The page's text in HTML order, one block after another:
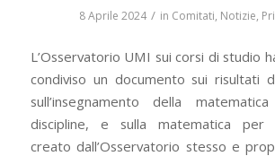
8 Aprile 2024 / in Comitati, Notizie,
L’Osservatorio UMI sui corsi di studio
condiviso un documento sui risultati
sull’insegnamento della
discipline, e sulla matematica per
creato dall’Osservatorio stesso e